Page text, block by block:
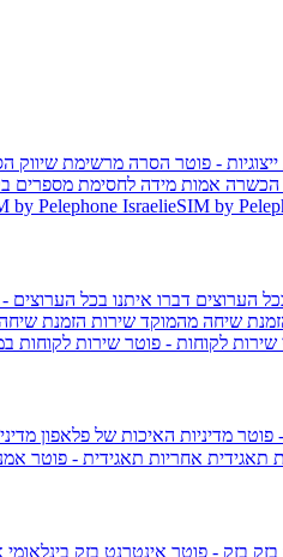
- פוטר הסרה מרשימת שיווק
הכשרה אמות מידה לחסימת מספרים
by Pelephone
הערוצים דברו איתנו בכל הערוצים
שיחה מהמוקד שירות הזמנת
שירות לקוחות - פוטר שירות לקוחות
פוטר מדיניות האיכות של פלאפון
תאגידית אחריות תאגידית - פוטר
בזק בזק - פוטר אינטרנט בזק בינלאומי